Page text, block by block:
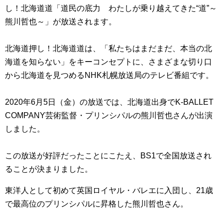
し！北海道道「道民の底力 わたしが乗り越えてきた“道”～
熊川哲也～」が放送されます。
北海道押し！北海道道は、「私たちはまだまだ、本当の北
海道を知らない」をキーコンセプトに、さまざまな切り口
から北海道を見つめるNHK札幌放送局のテレビ番組です。
2020年6月5日（金）の放送では、北海道出身でK-BALLET
COMPANY芸術監督・プリンシパルの熊川哲也さんが出演
しました。
この放送が好評だったことにこたえ、BS1で全国放送され
ることが決まりました。
東洋人として初めて英国ロイヤル・バレエに入団し、21歳
で最高位のプリンシパルに昇格した熊川哲也さん。